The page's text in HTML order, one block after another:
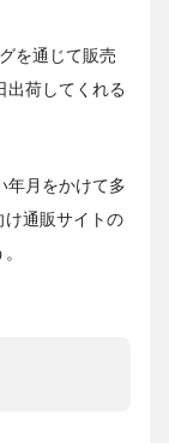
を通じて販売
出荷してくれる
年月をかけて多
け通販サイトの